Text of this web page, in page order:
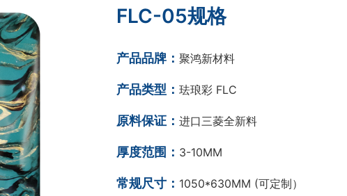
FLC-05规格
产品品牌： 聚鸿新材料
产品类型： 珐琅彩 FLC
原料保证： 进口三菱全新料
厚度范围： 3-10MM
常规尺寸： 1050*630MM (可定制）